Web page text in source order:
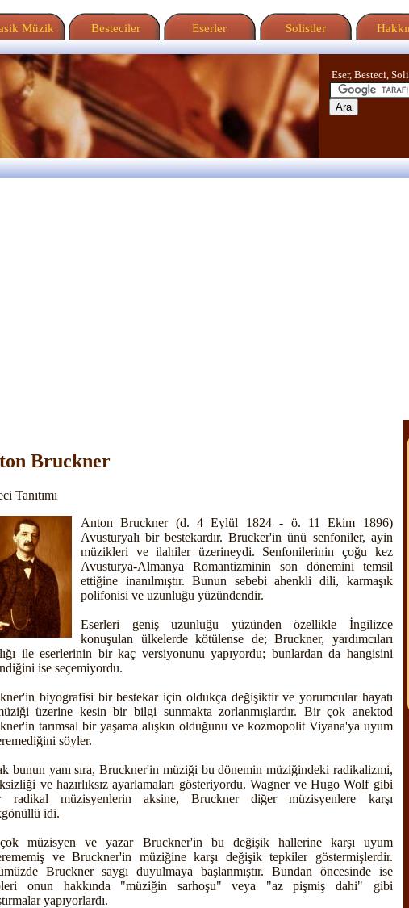
Müzik Besteciler Eserler Solistler
Eser, Besteci,
Bruckner
Tanıtımı
Anton Bruckner(d. 4 Eylül 1824 - ö. 11 Ekim 1896)
Avusturyalı bir bestekardır. Brucker'in ünü senfoniler, ayin
müzikleri ve ilahiler üzerineydi. Senfonilerinin çoğu kez
Avusturya-Almanya Romantizminin son dönemini temsil
ettiğine inanılmıştır. Bunun sebebi ahenkli dili, karmaşık
polifonisi ve uzunluğu yüzündendir.
Eserleri geniş uzunluğu yüzünden özellikle İngilizce
konuşulan ülkelerde kötülense de; Bruckner, yardımcıları
ile eserlerinin bir kaç versiyonunu yapıyordu; bunlardan da hangisini
ise seçemiyordu.
biyografisi bir bestekar için oldukça değişiktir ve yorumcular hayatı
üzerine kesin bir bilgi sunmakta zorlanmışlardır. Bir çok anektod
tarımsal bir yaşama alışkın olduğunu ve kozmopolit Viyana'ya uyum
söyler.
bunun yanı sıra, Bruckner'in müziği bu dönemin müziğindeki radikalizmi,
ve hazırlıksız ayarlamaları gösteriyordu. Wagner ve Hugo Wolf gibi
radikal müzisyenlerin aksine, Bruckner diğer müzisyenlere karşı
idi.
müzisyen ve yazar Bruckner'in bu değişik hallerine karşı uyum
ve Bruckner'in müziğine karşı değişik tepkiler göstermişlerdir.
Bruckner saygı duyulmaya başlanmıştır. Bundan öncesinde ise
onun hakkında "müziğin sarhoşu" veya "az pişmiş dahi" gibi
yapıyorlardı.